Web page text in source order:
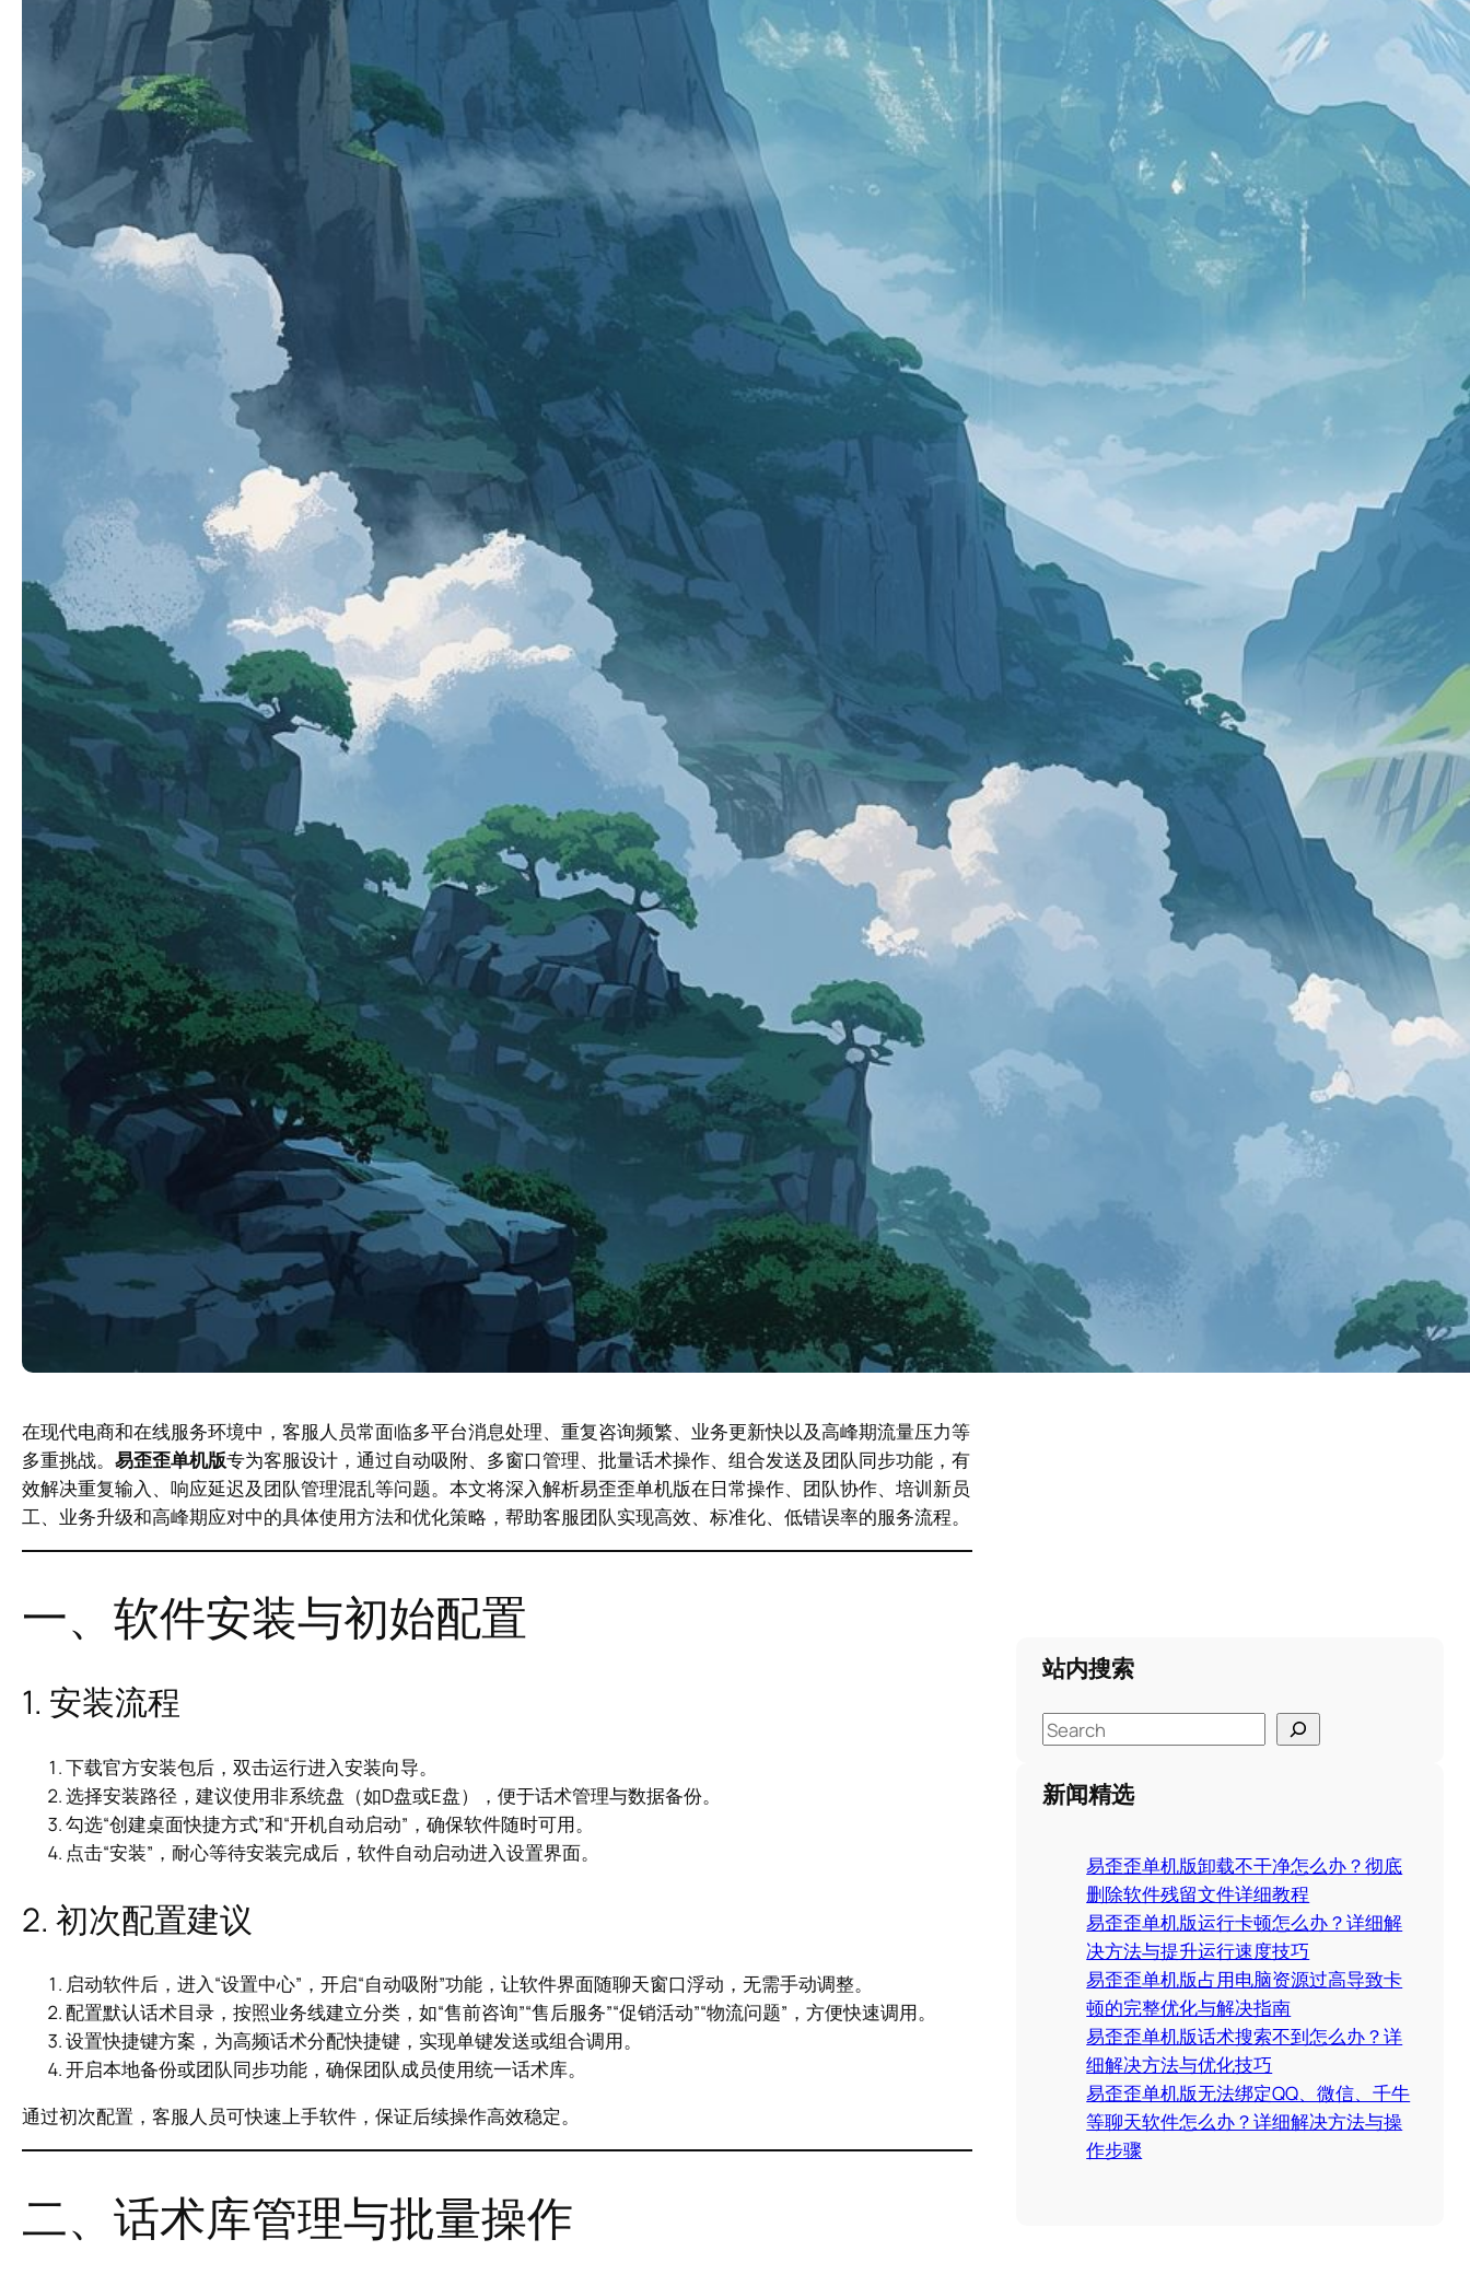
在现代电商和在线服务环境中，客服人员常面临多平台消息处理、重复咨询频繁、业务更新快以及高峰期流量压力等
多重挑战。 易歪歪单机版专为客服设计，通过自动吸附、多窗口管理、批量话术操作、组合发送及团队同步功能，有
效解决重复输入、响应延迟及团队管理混乱等问题。本文将深入解析易歪歪单机版在日常操作、团队协作、培训新员
工、业务升级和高峰期应对中的具体使用方法和优化策略，帮助客服团队实现高效、标准化、低错误率的服务流程。
一、软件安装与初始配置
1. 安装流程
下载官方安装包后，双击运行进入安装向导。
选择安装路径，建议使用非系统盘（如D盘或E盘），便于话术管理与数据备份。
勾选“创建桌面快捷方式”和“开机自动启动”，确保软件随时可用。
点击“安装”，耐心等待安装完成后，软件自动启动进入设置界面。
2. 初次配置建议
启动软件后，进入“设置中心”，开启“自动吸附”功能，让软件界面随聊天窗口浮动，无需手动调整。
配置默认话术目录，按照业务线建立分类，如“售前咨询”“售后服务”“促销活动”“物流问题”，方便快速调用。
设置快捷键方案，为高频话术分配快捷键，实现单键发送或组合调用。
开启本地备份或团队同步功能，确保团队成员使用统一话术库。
通过初次配置，客服人员可快速上手软件，保证后续操作高效稳定。
二、话术库管理与批量操作
站内搜索
S
e
a
r
新闻精选
易歪歪单机版卸载不干净怎么办？彻底
删除软件残留文件详细教程
易歪歪单机版运行卡顿怎么办？详细解
决方法与提升运行速度技巧
易歪歪单机版占用电脑资源过高导致卡
顿的完整优化与解决指南
易歪歪单机版话术搜索不到怎么办？详
细解决方法与优化技巧
易歪歪单机版无法绑定QQ、微信、千牛
等聊天软件怎么办？详细解决方法与操
作步骤